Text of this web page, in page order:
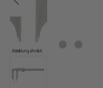
Abbildung ähnlich